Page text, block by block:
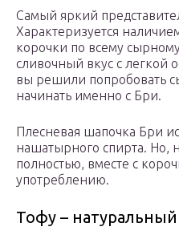
Самый яркий
Характеризуется
корочки по всему
сливочный вкус с легкой
вы решили попробовать
начинать именно с Бри.
Плесневая шапочка Бри
нашатырного спирта. Но,
полностью, вместе с
употреблению.
Тофу –